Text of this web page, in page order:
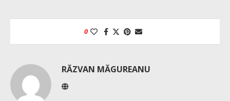
0
RĂZVAN MĂGUREANU